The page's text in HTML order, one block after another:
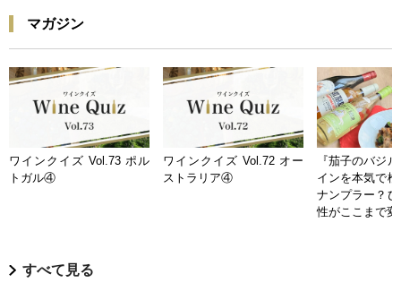
マガジン
ワインクイズ Vol.73 ポル
トガル④
ワインクイズ Vol.72 オー
ストラリア④
『茄子のバジ
インを本気で
ナンプラー？
性がここまで
すべて見る